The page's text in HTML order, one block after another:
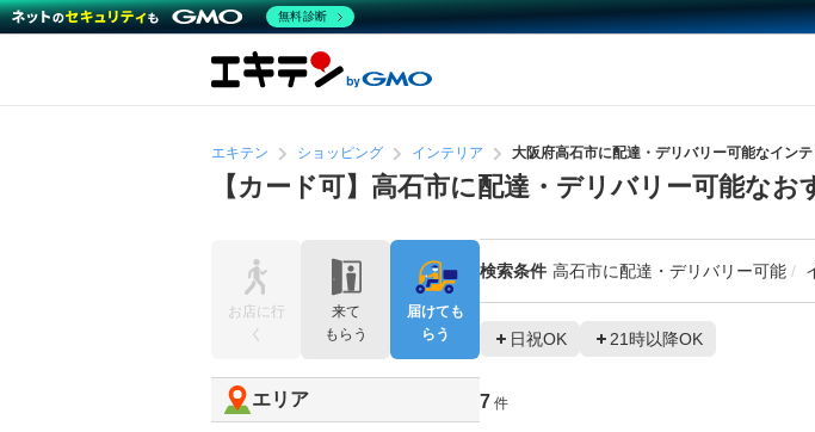
エキテン ショッピング インテリア 大阪府高石市に配達・デリバリー可能なイン
【カード可】高石市に配達・デリバリー可能な
検索条件 高石市に配達・デリバリー可能
日祝OK 21時以降OK
7 件
お店に行
く
来て
もらう
届けても
らう
エリア
無料診断